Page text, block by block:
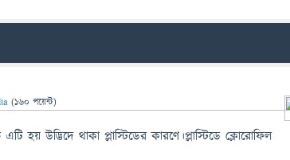
(160 পয়েন্ট)
উদ্ভিদে থাকা প্লাস্টিডের কারণে।প্লাস্টিডে ক্লোরোফিল